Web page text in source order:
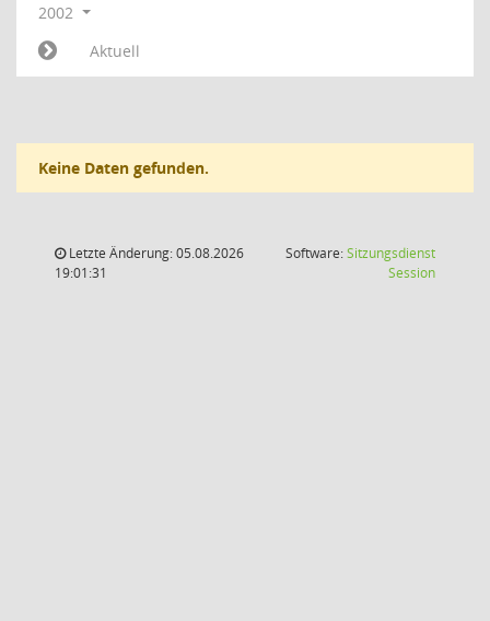
2002
Aktuell
Keine Daten gefunden.
Letzte Änderung: 05.08.2026
19:01:31
Software:Sitzungsdienst
Session(Wird in